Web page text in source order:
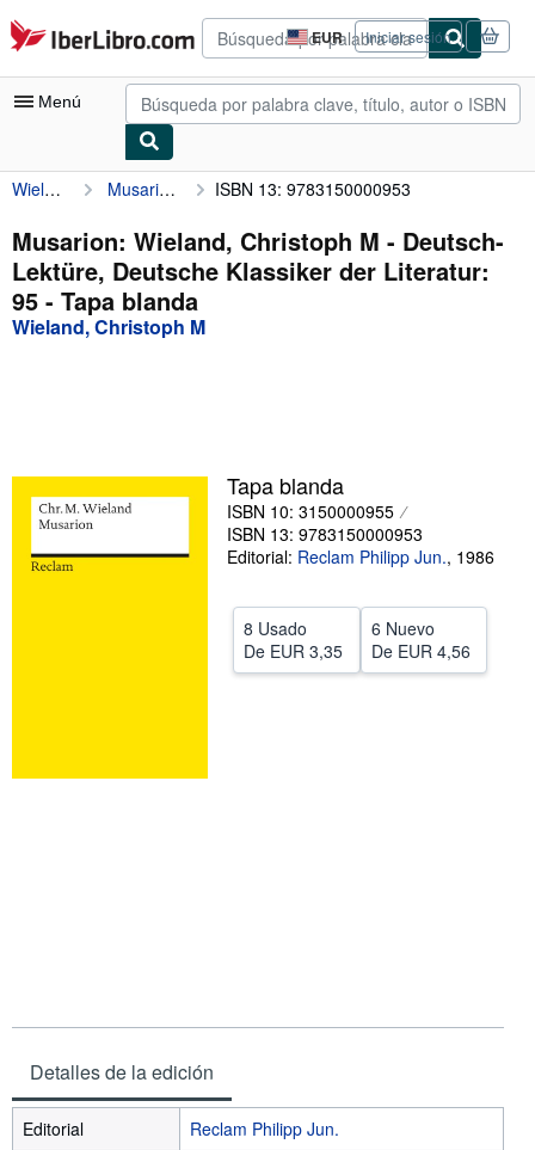
Pasar al contenido principal
IberLibro.com EUR
Preferencias
de
compra
del
Iniciar sesión
Menú
Mi cuenta
Consultar mis pedidos
Búsqueda avanzada
Colecciones
Comenzar a vender
Ayuda
CERRAR
Wieland, Christoph M Musarion: Wieland, Christoph M - Deutsch-Lektüre, Deutsche Klassiker der Literatur: 95 ISBN 13: 9783150000953
Musarion: Wieland, Christoph M - Deutsch-
Lektüre, Deutsche Klassiker der Literatur:
95 - Tapa blanda
Wieland, Christoph M
Tapa blanda
ISBN 10: 3150000955
ISBN 13: 9783150000953
Editorial: Reclam Philipp Jun., 1986
8 Usado
De EUR 3,35
6 Nuevo
De EUR 4,56
Detalles de la edición
Editorial
Reclam Philipp Jun.